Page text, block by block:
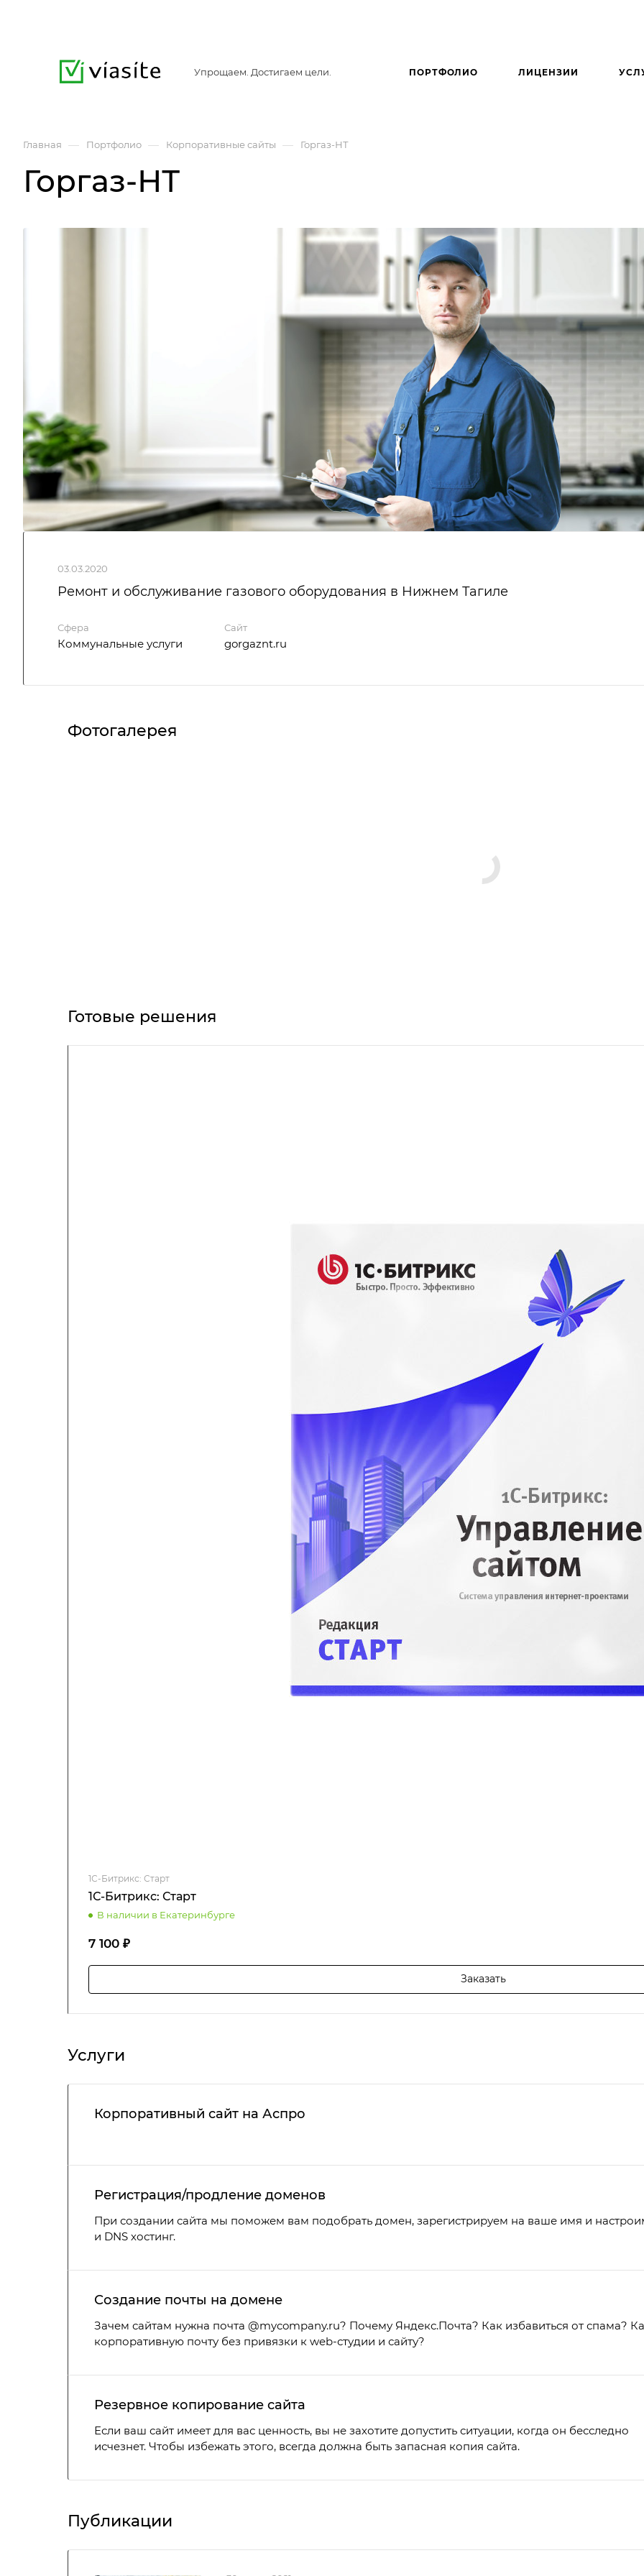
Упрощаем. Достигаем цели. ПОРТФОЛИО ЛИЦЕНЗИИ
Главная — Портфолио — Корпоративные сайты — Горгаз-НТ
Горгаз-НТ
03.03.2020
Ремонт и обслуживание газового оборудования в Нижнем Тагиле
Сфера
Коммунальные услуги
Сайт
gorgaznt.ru
Фотогалерея
Готовые решения
1С-Битрикс: Старт
1С-Битрикс: Старт
В наличии в Екатеринбурге
7 100 ₽
Заказать
Услуги
Корпоративный сайт на Аспро
Регистрация/продление доменов
При создании сайта мы поможем вам подобрать домен, зарегистрируем на ваше имя и
и DNS хостинг.
Создание почты на домене
Зачем сайтам нужна почта @mycompany.ru? Почему Яндекс.Почта? Как избавиться от спама?
корпоративную почту без привязки к web-студии и сайту?
Резервное копирование сайта
Если ваш сайт имеет для вас ценность, вы не захотите допустить ситуации, когда он бесследно
исчезнет. Чтобы избежать этого, всегда должна быть запасная копия сайта.
Публикации